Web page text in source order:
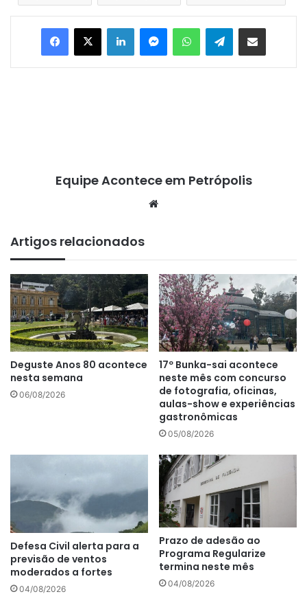
Telegram
Equipe Acontece em Petrópolis
Artigos relacionados
Deguste Anos 80 acontece
nesta semana
06/08/2026
17º Bunka-sai acontece
neste mês com concurso
de fotografia, oficinas,
aulas-show e experiências
gastronômicas
05/08/2026
Defesa Civil alerta para a
previsão de ventos
moderados a fortes
04/08/2026
Prazo de adesão ao
Programa Regularize
termina neste mês
04/08/2026